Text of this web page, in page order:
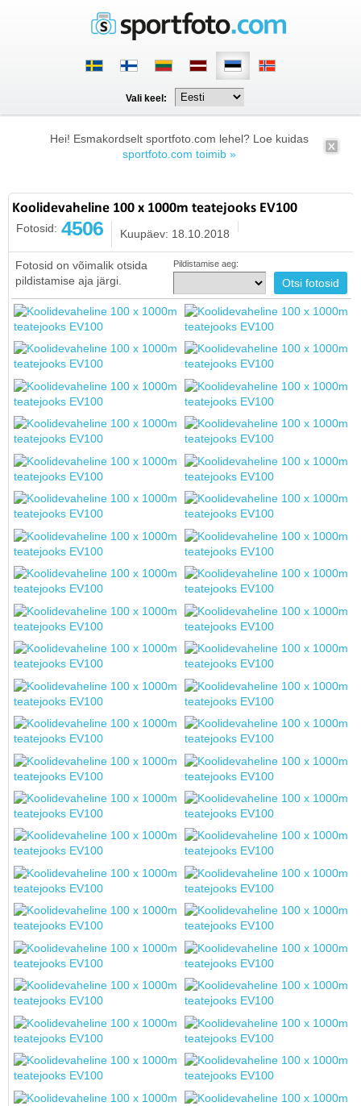
Vali keel:
Hei! Esmakordselt sportfoto.com lehel? Loe kuidas
sportfoto.com toimib »
Koolidevaheline 100 x 1000m teatejooks EV100
Fotosid: 4506 Kuupäev: 18.10.2018
Fotosid on võimalik otsida
pildistamise aja järgi.
Pildistamise aeg: